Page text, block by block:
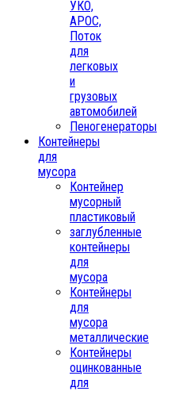
УКО,
АРОС,
Поток
для
легковых
и
грузовых
автомобилей
Пеногенераторы
Контейнеры
для
мусора
Контейнер
мусорный
пластиковый
заглубленные
контейнеры
для
мусора
Контейнеры
для
мусора
металлические
Контейнеры
оцинкованные
для